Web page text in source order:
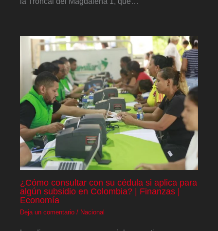
¿Cómo consultar con su cédula si aplica para
algún subsidio en Colombia? | Finanzas |
Economía
Deja un comentario / Nacional